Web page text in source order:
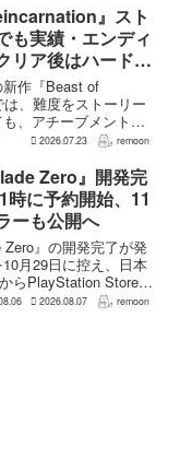
ザインから... 』スト
も実績・エンディ
リア後はハード超
も
作『Beast of
、難度をストーリー
、アチーブメントや
ィングに違いはない。
も用意されてい
2026.07.23 remoon
Zero』開発完
時に予約開始、11
ーも公開へ
Zero』の開発完了が発
月29日に控え、日本
らPlayStation Store、
Storeで予約受付が
2026.08.07 remoon